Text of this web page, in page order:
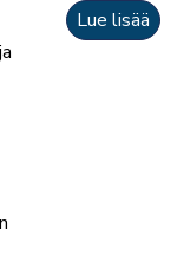
Lue lisää